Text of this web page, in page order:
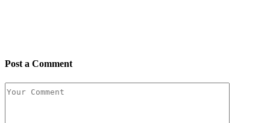
Post a Comment